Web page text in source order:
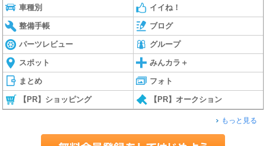
車種別 イイね！
整備手帳 ブログ
パーツレビュー グループ
スポット みんカラ＋
まとめ フォト
【PR】ショッピング 【PR】オークション
もっと見る